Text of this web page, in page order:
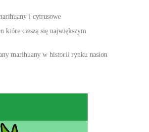
i cytrusowe
które cieszą się największym
marihuany w historii rynku nasion